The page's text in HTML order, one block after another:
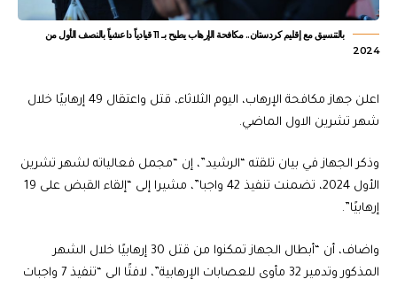
بالتنسيق مع إقليم كردستان.. مكافحة الإرهاب يطيح بـ 11 قيادياً داعشياً بالنصف الأول من
2024
اعلن جهاز مكافحة الإرهاب، اليوم الثلاثاء، قتل واعتقال 49 إرهابيًا خلال
شهر تشرين الاول الماضي.
وذكر الجهاز في بيان تلقته “الرشيد”، إن “مجمل فعالياته لشهر تشرين
الأول 2024، تضمنت تنفيذ 42 واجبا”، مشيرا إﻟﻰ “إلقاء القبض على 19
إرهابيًا”.
واضاف، أن “أبطال الجهاز تمكنوا من قتل 30 إرهابيًا خلال الشهر
المذكور وتدمير 32 مأوى للعصابات الإرهابية”، لافتًا الى “تنفيذ 7 واجبات